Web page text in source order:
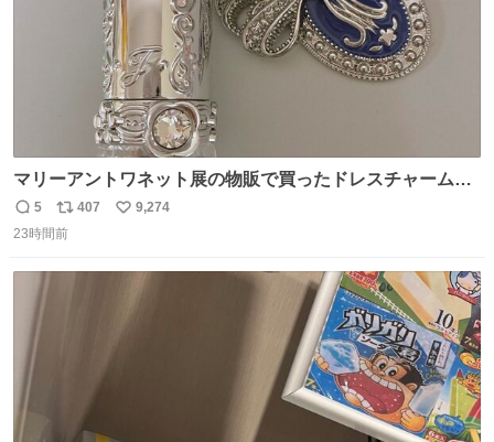
マリーアントワネット展の物販で買ったドレスチャームを
流行りのめじるしアクセサリーにして、リップにつけた
り、同じく物販で購入したシュシュにつけたりしています
返
信
5
リ
ポ
407
い
9,274
23時間前